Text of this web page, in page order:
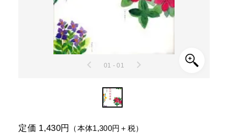
01 - 01
定価 1,430円 （本体1,300円＋税）